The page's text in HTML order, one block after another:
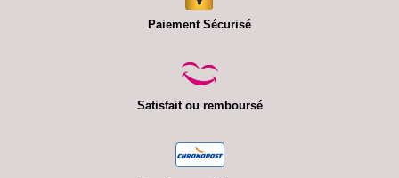
Paiement Sécurisé
Satisfait ou remboursé